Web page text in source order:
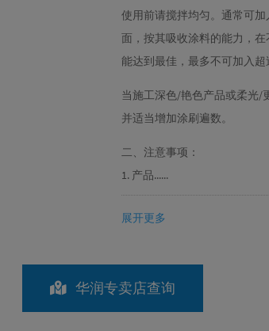
使用前请搅拌均匀。通常可
面，按其吸收涂料的能力，
能达到最佳，最多不可加入超
当施工深色/艳色产品或柔光/
并适当增加涂刷遍数。
二、注意事项：
1. 产品......
展开更多
华润专卖店查询